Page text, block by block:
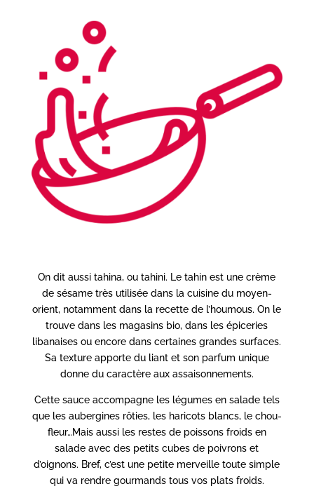
On dit aussi tahina, ou tahini. Le tahin est une crème
de sésame très utilisée dans la cuisine du moyen-
orient, notamment dans la recette de l’houmous. On le
trouve dans les magasins bio, dans les épiceries
libanaises ou encore dans certaines grandes surfaces.
Sa texture apporte du liant et son parfum unique
donne du caractère aux assaisonnements.
Cette sauce accompagne les légumes en salade tels
que les aubergines rôties, les haricots blancs, le chou-
fleur…Mais aussi les restes de poissons froids en
salade avec des petits cubes de poivrons et
d’oignons. Bref, c’est une petite merveille toute simple
qui va rendre gourmands tous vos plats froids.